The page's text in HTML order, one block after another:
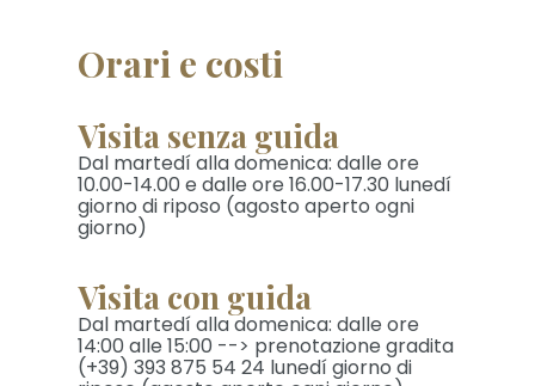
Orari e costi
Visita senza guida
Dal martedí alla domenica: dalle ore
10.00-14.00 e dalle ore 16.00-17.30 lunedí
giorno di riposo (agosto aperto ogni
giorno)
Visita con guida
Dal martedí alla domenica: dalle ore
14:00 alle 15:00 --> prenotazione gradita
(+39) 393 875 54 24 lunedí giorno di